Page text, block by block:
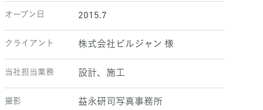
オープン日 2015.7
クライアント 株式会社ビルジャン 様
当社担当業務 設計、施工
撮影 益永研司写真事務所